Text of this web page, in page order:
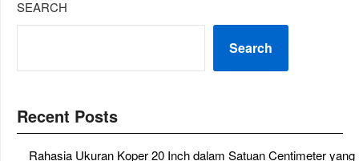
SEARCH
Search
Recent Posts
Rahasia Ukuran Koper 20 Inch dalam Satuan Centimeter yang